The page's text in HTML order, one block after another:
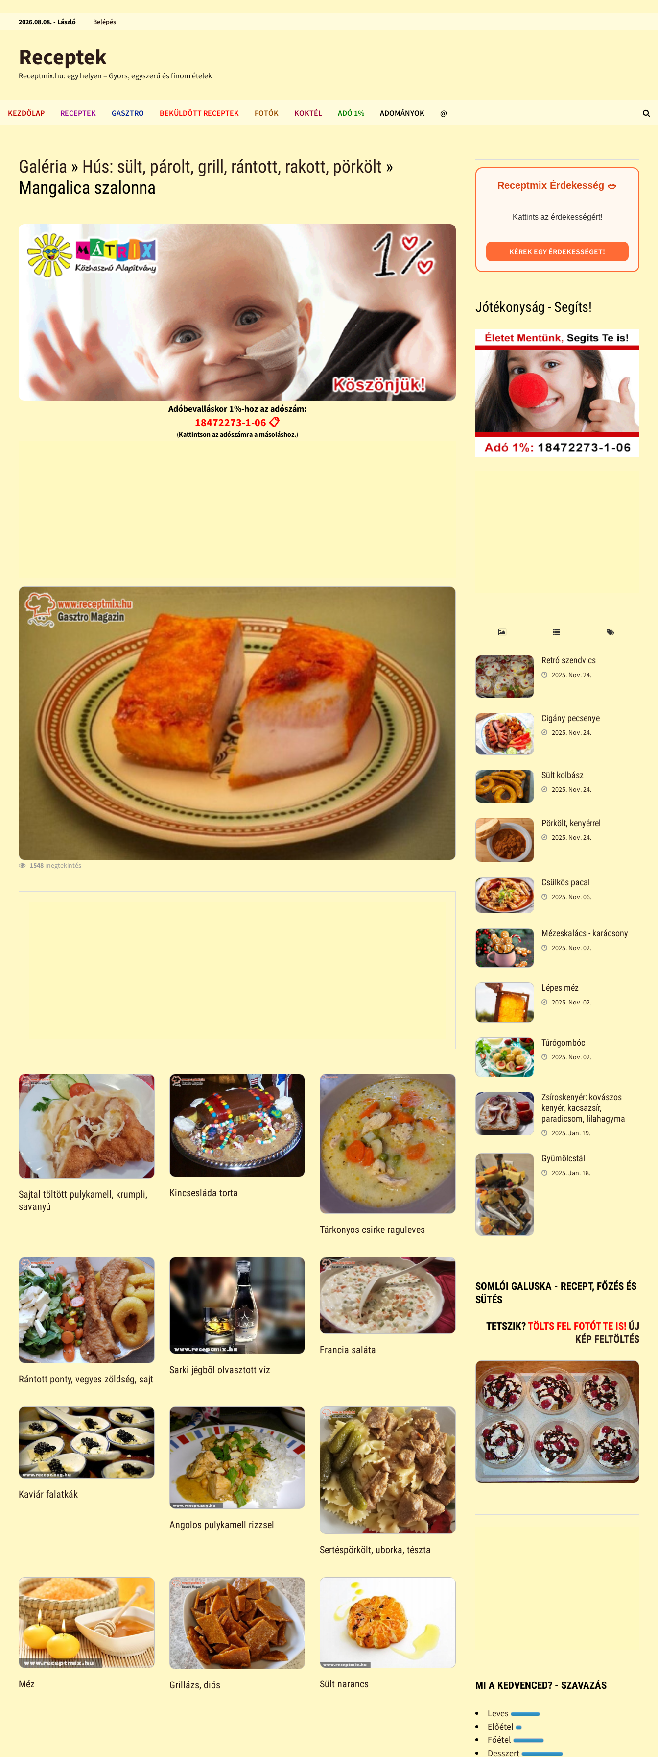
2026.08.08. - László Belépés
Receptek
Receptmix.hu: egy helyen – Gyors, egyszerű és finom ételek
KEZDŐLAP RECEPTEK GASZTRO BEKÜLDÖTT RECEPTEK FOTÓK KOKTÉL ADÓ 1% ADOMÁNYOK @
Galéria » Hús: sült, párolt, grill, rántott, rakott, pörkölt »
Mangalica szalonna
Adóbevalláskor 1%-hoz az adószám:
18472273-1-06 📋
(Kattintson az adószámra a másoláshoz.)
1548 megtekintés
Sajtal töltött pulykamell, krumpli,
savanyú
Kincsesláda torta
Tárkonyos csirke raguleves
Rántott ponty, vegyes zöldség, sajt
Sarki jégbõl olvasztott víz
Francia saláta
Kaviár falatkák
Angolos pulykamell rizzsel
Sertéspörkölt, uborka, tészta
Méz Grillázs, diós Sült narancs
Receptmix Érdekesség 🥗
Kattints az érdekességért!
KÉREK EGY ÉRDEKESSÉGET!
Jótékonyság - Segíts!
Retró szendvics
2025. Nov. 24.
Cigány pecsenye
2025. Nov. 24.
Sült kolbász
2025. Nov. 24.
Pörkölt, kenyérrel
2025. Nov. 24.
Csülkös pacal
2025. Nov. 06.
Mézeskalács - karácsony
2025. Nov. 02.
Lépes méz
2025. Nov. 02.
Túrógombóc
2025. Nov. 02.
Zsíroskenyér: kovászos
kenyér, kacsazsír,
paradicsom, lilahagyma
2025. Jan. 19.
Gyümölcstál
2025. Jan. 18.
SOMLÓI GALUSKA - RECEPT, FŐZÉS ÉS
SÜTÉS
TETSZIK?TÖLTS FEL FOTÓT TE IS! ÚJ
KÉP FELTÖLTÉS
MI A KEDVENCED? - SZAVAZÁS
Leves
Előétel
Főétel
Desszert